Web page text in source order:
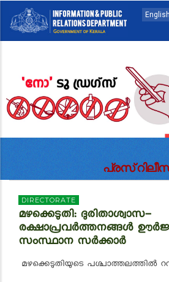
main
English
പ്രസ്
DIRECTORATE
മഴക്കെടുതി: ദുരിതാശ്വാസ-
രക്ഷാപ്രവർത്തനങ്ങൾ
സംസ്ഥാന സർക്കാർ
മഴക്കെടുതിയുടെ പശ്ചാത്തലത്തിൽ